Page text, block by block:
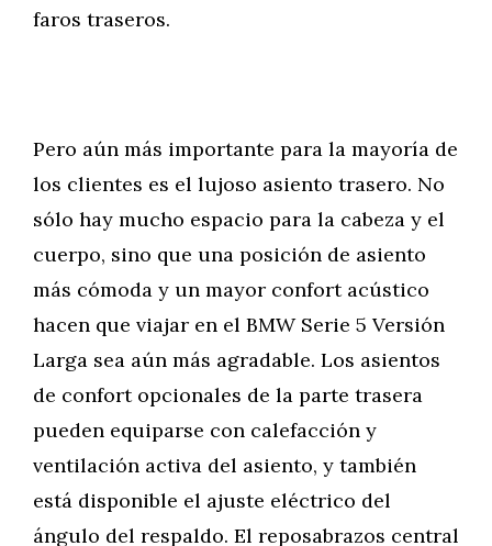
faros traseros.
Pero aún más importante para la mayoría de
los clientes es el lujoso asiento trasero. No
sólo hay mucho espacio para la cabeza y el
cuerpo, sino que una posición de asiento
más cómoda y un mayor confort acústico
hacen que viajar en el BMW Serie 5 Versión
Larga sea aún más agradable. Los asientos
de confort opcionales de la parte trasera
pueden equiparse con calefacción y
ventilación activa del asiento, y también
está disponible el ajuste eléctrico del
ángulo del respaldo. El reposabrazos central